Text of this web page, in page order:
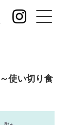
使い切り食